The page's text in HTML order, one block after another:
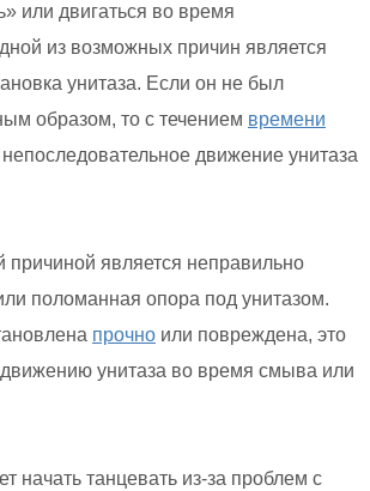
или двигаться во время
из возможных причин является
унитаза. Если он не был
образом, то с течением времени
движение унитаза
причиной является неправильно
поломанная опора под унитазом.
прочно или повреждена, это
унитаза во время смыва или
начать танцевать из-за проблем с